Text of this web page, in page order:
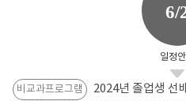
6/
일정
비교과프로그램 2024년 졸업생 선